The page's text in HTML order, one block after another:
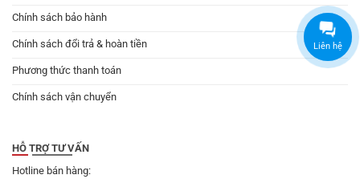
Chính sách bảo hành
Chính sách đổi trả & hoàn tiền
Phương thức thanh toán
Chính sách vận chuyển
HỖ TRỢ TƯ VẤN
Hotline bán hàng:
Liên hệ